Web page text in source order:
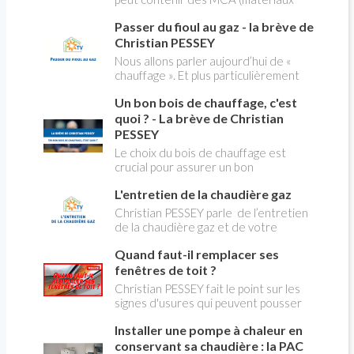
modification du système "heures
creuses" qui concerne près de 15
millions de Français !
panique, on fait le point dans notre
flash news n°3 spéciale Amiante et
ses dangers avec Christian Pessey
Passer du fioul au gaz - la brève de
Christian PESSEY
Nous allons parler aujourd’hui de «
chauffage ». Et plus particulièrement
aborder l’abandon du fioul au profit du
gaz.
Un bon bois de chauffage, c'est
quoi ? - La brève de Christian
PESSEY
Le choix du bois de chauffage est
crucial pour assurer un bon
l'impact environnemental. Mais
comment reconnaître un bois de
qualité ? Plusieurs critères entrent en
jeu : le type d'essence, le taux
d'humidité, la densité et la saison de
coupe.
L'entretien de la chaudière gaz
Christian PESSEY parle de l’entretien
de la chaudière gaz et de votre
avez un système par radiateurs ou un
plancher chauffant, qui sont alimentés
par une chaudière au gaz, vous devez
faire entretenir celle-ci une fois par
an, que vous soyez locataire ou
propriétaire occupant. C’est la même
chose pour un chauffe-bains au gaz.
Quand faut-il remplacer ses
fenêtres de toit ?
Christian PESSEY fait le point sur les
signes d'usures qui peuvent pousser
toit. En remplaçant vos fenêtre de toit
vous ferez des économies de
Installer une pompe à chaleur en
conservant sa chaudière : la PAC